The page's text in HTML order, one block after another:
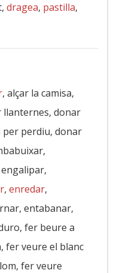
dragea, pastilla,
, alçar la camisa,
llanternes, donar
per perdiu, donar
, enredar,
entabanar,
fer beure a
fer veure el blanc
fer veure